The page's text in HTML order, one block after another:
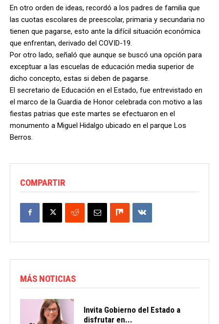
En otro orden de ideas, recordó a los padres de familia que
las cuotas escolares de preescolar, primaria y secundaria no
tienen que pagarse, esto ante la difícil situación económica
que enfrentan, derivado del COVID-19.
Por otro lado, señaló que aunque se buscó una opción para
exceptuar a las escuelas de educación media superior de
dicho concepto, estas si deben de pagarse.
El secretario de Educación en el Estado, fue entrevistado en
el marco de la Guardia de Honor celebrada con motivo a las
fiestas patrias que este martes se efectuaron en el
monumento a Miguel Hidalgo ubicado en el parque Los
Berros.
COMPARTIR
MÁS NOTICIAS
Invita Gobierno del Estado a
disfrutar en...